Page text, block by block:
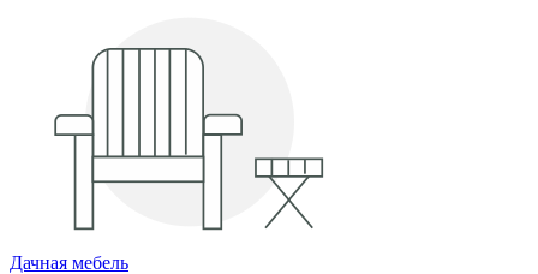
Дачная мебель